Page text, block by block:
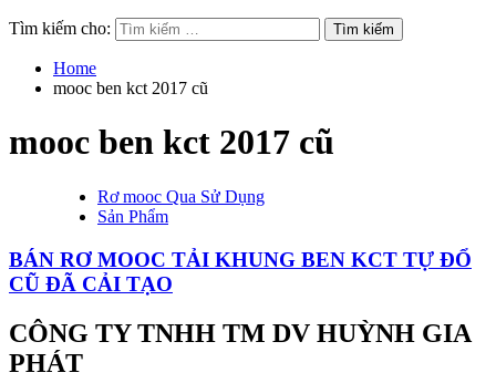
Tìm kiếm cho:
Home
mooc ben kct 2017 cũ
mooc ben kct 2017 cũ
Rơ mooc Qua Sử Dụng
Sản Phẩm
BÁN RƠ MOOC TẢI KHUNG BEN KCT TỰ ĐỔ
CŨ ĐÃ CẢI TẠO
CÔNG TY TNHH TM DV HUỲNH GIA
PHÁT